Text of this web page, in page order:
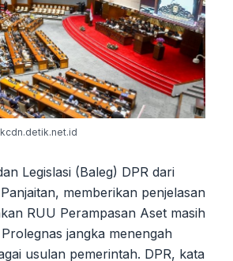
Legislasi (Baleg) DPR dari
memberikan penjelasan
RUU Perampasan Aset masih
jangka menengah
usulan pemerintah. DPR, kata